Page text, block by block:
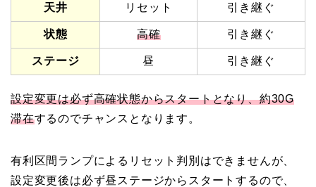
天井 リセット 引き継ぐ
状態 高確 引き継ぐ
ステージ 昼 引き継ぐ
設定変更は必ず高確状態からスタートとなり、約30G
滞在するのでチャンスとなります。
有利区間ランプによるリセット判別はできませんが、
設定変更後は必ず昼ステージからスタートするので、